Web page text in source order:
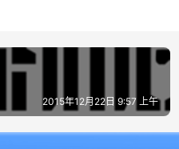
2015年12月22日 9:57 上午